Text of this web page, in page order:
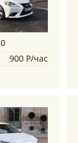
900 Р/час